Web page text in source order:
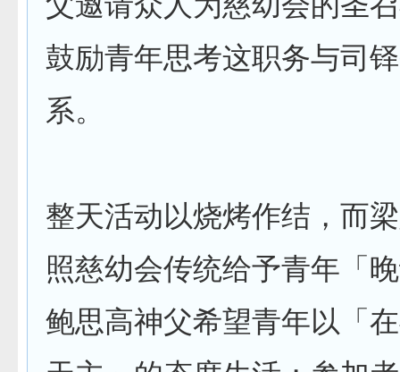
鼓励青年思考这职务与司
系。
整天活动以烧烤作结，而
照慈幼会传统给予青年「
鲍思高神父希望青年以「